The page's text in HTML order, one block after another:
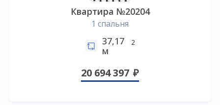
Квартира №20204
1 спальня
37,17
м
2
20 694 397